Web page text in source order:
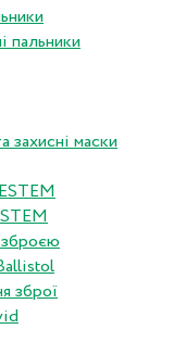
пальники
захисні маски
зброєю
зброї